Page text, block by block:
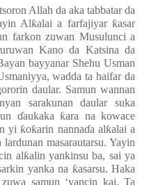
Allah da aka tabbatar da
Alƙalai a farfajiyar ƙasar
farkon zuwan Musulunci a
Kano da Katsina da
bayyanar Shehu Usman
wadda ta haifar da
daular. Samun wannan
sarakunan daular suka
ɗaukaka ƙara na kowace
yi ƙoƙarin nannaɗa alƙalai a
lardunan masarautarsu. Yayin
alƙalin yankinsu ba, sai ya
yanka na ƙasarsu. Haka
samun ‘yancin kai. Ta